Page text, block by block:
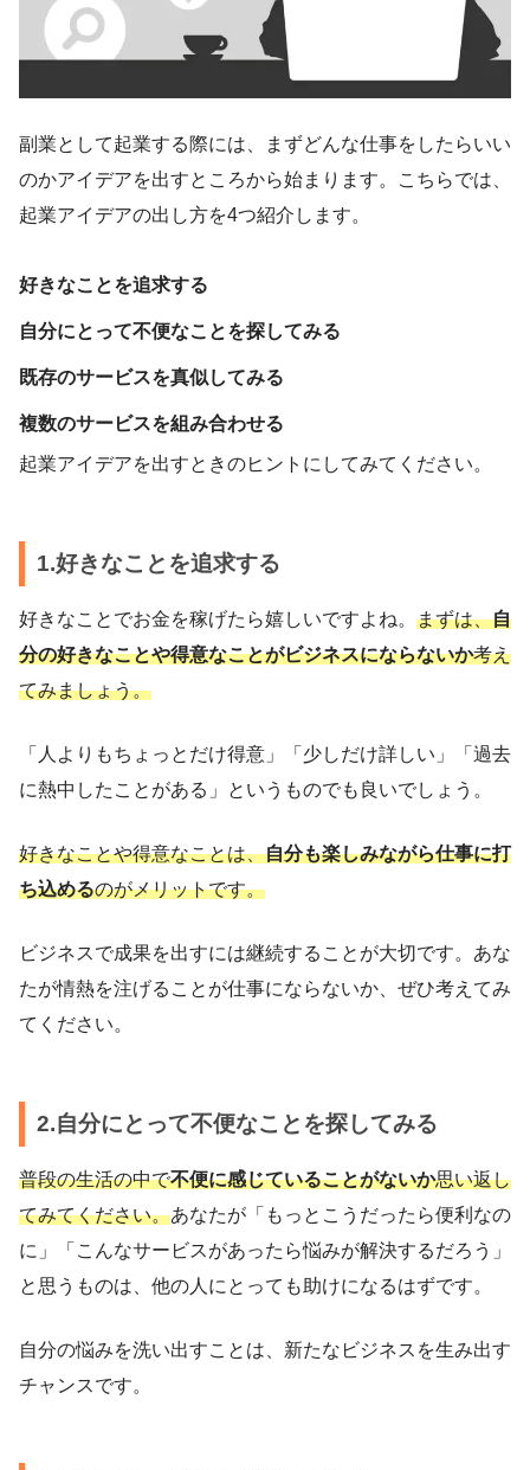
副業として起業する際には、まずどんな仕事をしたらいい
のかアイデアを出すところから始まります。こちらでは、
起業アイデアの出し方を4つ紹介します。
好きなことを追求する
自分にとって不便なことを探してみる
既存のサービスを真似してみる
複数のサービスを組み合わせる
起業アイデアを出すときのヒントにしてみてください。
1.好きなことを追求する
好きなことでお金を稼げたら嬉しいですよね。 まずは、自
分の好きなことや得意なことがビジネスにならないか考え
てみましょう。
「人よりもちょっとだけ得意」「少しだけ詳しい」「過去
に熱中したことがある」というものでも良いでしょう。
好きなことや得意なことは、自分も楽しみながら仕事に打
ち込めるのがメリットです。
ビジネスで成果を出すには継続することが大切です。あな
たが情熱を注げることが仕事にならないか、ぜひ考えてみ
てください。
2.自分にとって不便なことを探してみる
普段の生活の中で不便に感じていることがないか思い返し
てみてください。あなたが「もっとこうだったら便利なの
に」「こんなサービスがあったら悩みが解決するだろう」
と思うものは、他の人にとっても助けになるはずです。
自分の悩みを洗い出すことは、新たなビジネスを生み出す
チャンスです。